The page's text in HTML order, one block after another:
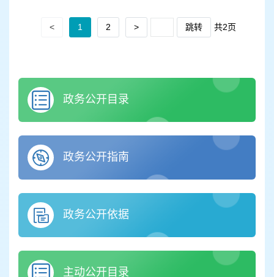
< 1 2 > 跳转 共2页
政务公开目录
政务公开指南
政务公开依据
主动公开目录